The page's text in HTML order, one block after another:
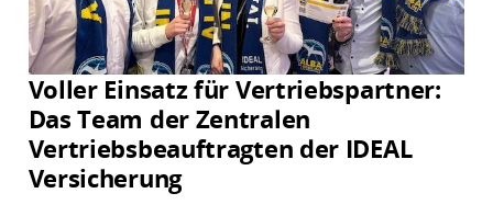
Voller Einsatz für Vertriebspartner:
Das Team der Zentralen
Vertriebsbeauftragten der IDEAL
Versicherung